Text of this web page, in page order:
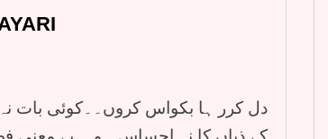
دل کرر ہا بکواس کروں۔۔کوئی بات